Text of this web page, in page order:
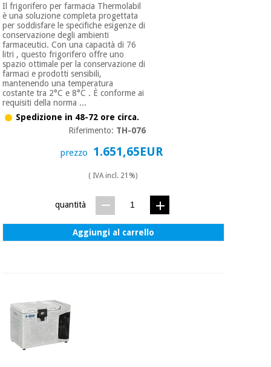
Il frigorifero per farmacia Thermolabil
è una soluzione completa progettata
per soddisfare le specifiche esigenze di
conservazione degli ambienti
farmaceutici. Con una capacità di 76
litri , questo frigorifero offre uno
spazio ottimale per la conservazione di
farmaci e prodotti sensibili,
mantenendo una temperatura
costante tra 2°C e 8°C . È conforme ai
requisiti della norma ...
Spedizione in 48-72 ore circa.
Riferimento: TH-076
prezzo 1.651,65EUR
( IVA incl. 21%)
quantità
Aggiungi al carrello